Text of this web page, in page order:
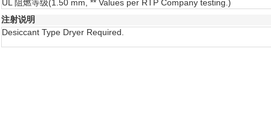
UL 阻燃等级(1.50 mm, ** Values per RTP Company testing.)
注射说明
Desiccant Type Dryer Required.